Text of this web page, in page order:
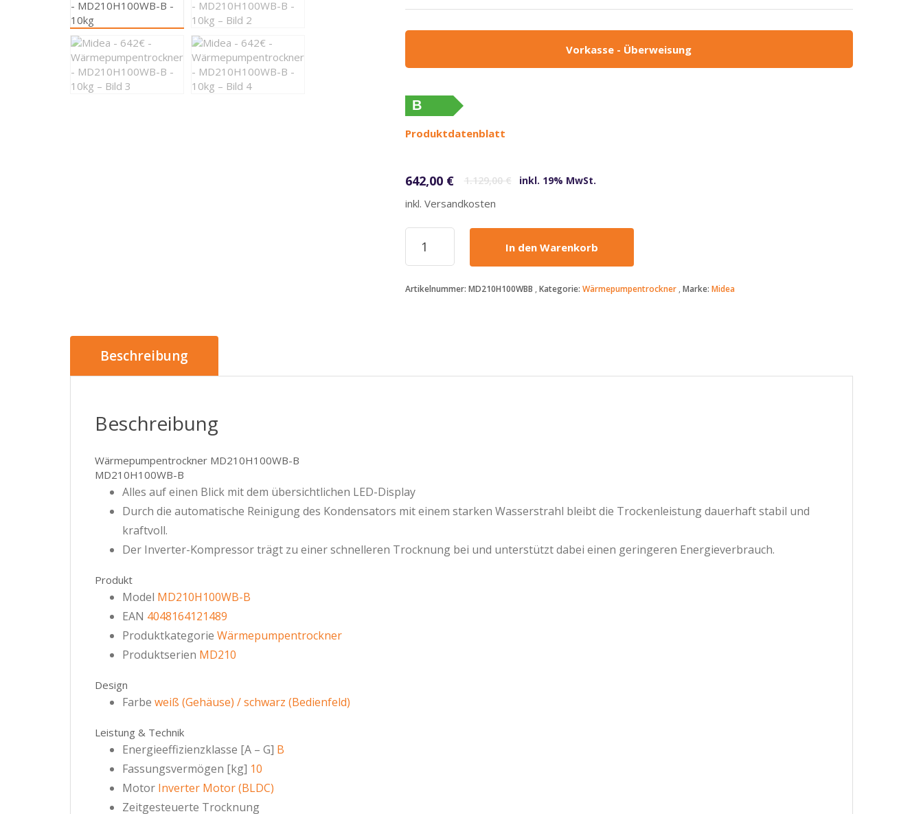
Vorkasse - Überweisung
B
Produktdatenblatt
1.129,00€
642,00 € inkl. 19% MwSt.
inkl. Versandkosten
Midea
642€
Wärmepumpentrockner
Menge
In den Warenkorb
Artikelnummer: MD210H100WBB Kategorie: Wärmepumpentrockner Marke: Midea
Beschreibung
Beschreibung
Wärmepumpentrockner MD210H100WB-B
MD210H100WB-B
Alles auf einen Blick mit dem übersichtlichen LED-Display
Durch die automatische Reinigung des Kondensators mit einem starken Wasserstrahl bleibt die Trockenleistung dauerhaft stabil und
kraftvoll.
Der Inverter-Kompressor trägt zu einer schnelleren Trocknung bei und unterstützt dabei einen geringeren Energieverbrauch.
Produkt
Model MD210H100WB-B
EAN 4048164121489
Produktkategorie Wärmepumpentrockner
Produktserien MD210
Design
Farbe weiß (Gehäuse) / schwarz (Bedienfeld)
Leistung & Technik
Energieeffizienzklasse [A – G] B
Fassungsvermögen [kg] 10
Motor Inverter Motor (BLDC)
Zeitgesteuerte Trocknung